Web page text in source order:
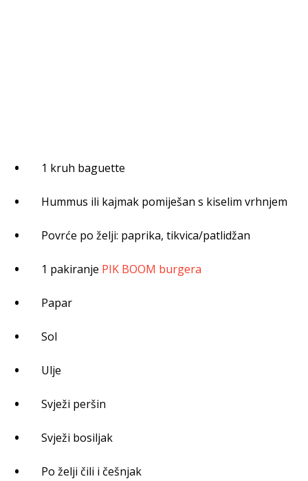
1 kruh baguette
Hummus ili kajmak pomiješan s kiselim vrhnjem
Povrće po želji: paprika, tikvica/patlidžan
1 pakiranje PIK BOOM burgera
Papar
Sol
Ulje
Svježi peršin
Svježi bosiljak
Po želji čili i češnjak